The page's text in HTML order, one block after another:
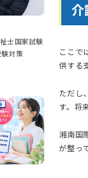
士国家試験
対策
介
ここで
供する
ただし
す。将
湘南国
が整っ